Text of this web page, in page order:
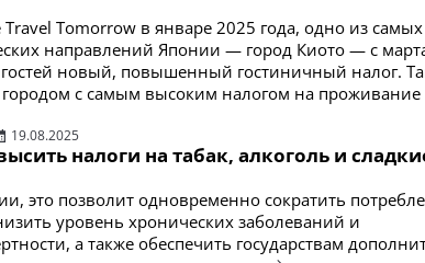
Tomorrow в январе 2025 года, одно из самых
направлений Японии — город Киото — с
гостей новый, повышенный гостиничный налог.
городом с самым высоким налогом на проживание
19.08.2025
налоги на табак, алкоголь и
это позволит одновременно сократить
уровень хронических заболеваний и
а также обеспечить государствам